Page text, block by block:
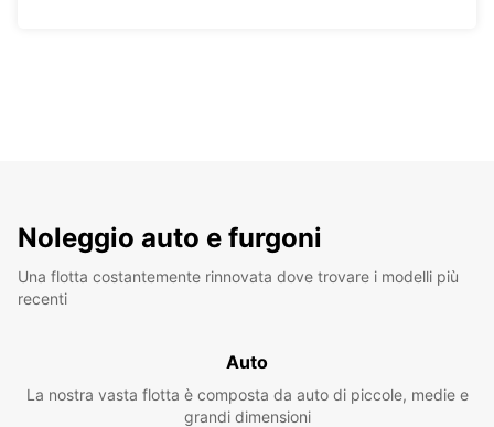
Noleggio auto e furgoni
Una flotta costantemente rinnovata dove trovare i modelli più
recenti
Auto
La nostra vasta flotta è composta da auto di piccole, medie e
grandi dimensioni